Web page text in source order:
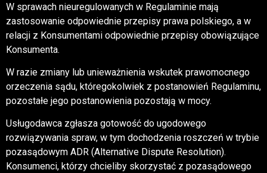
W sprawach nieuregulowanych w Regulaminie mają
zastosowanie odpowiednie przepisy prawa polskiego, a w
relacji z Konsumentami odpowiednie przepisy obowiązujące
Konsumenta.
W razie zmiany lub unieważnienia wskutek prawomocnego
orzeczenia sądu, któregokolwiek z postanowień Regulaminu,
pozostałe jego postanowienia pozostają w mocy.
Usługodawca zgłasza gotowość do ugodowego
rozwiązywania spraw, w tym dochodzenia roszczeń w trybie
pozasądowym ADR (Alternative Dispute Resolution).
Konsumenci, którzy chcieliby skorzystać z pozasądowego